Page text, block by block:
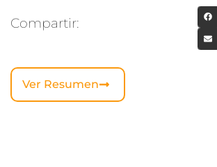
Compartir:
Ver Resumen